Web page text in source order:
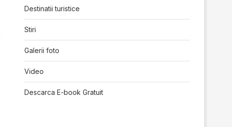
Destinatii turistice
Stiri
Galerii foto
Video
Descarca E-book Gratuit